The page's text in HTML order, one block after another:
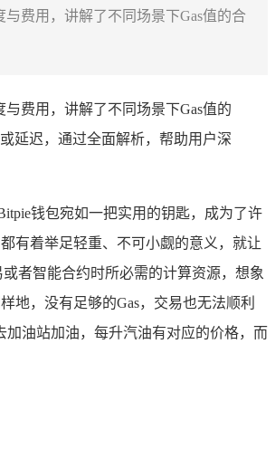
费用，讲解了不同场景下Gas值的合
费用，讲解了不同场景下Gas值的
延迟，通过全面解析，帮助用户深
钱包宛如一把实用的钥匙，成为了许
有着举足轻重、不可小觑的意义，就让
者智能合约时所必需的计算资源，想象
地，没有足够的Gas，交易也无法顺利
加油站加油，每升汽油有对应的价格，而